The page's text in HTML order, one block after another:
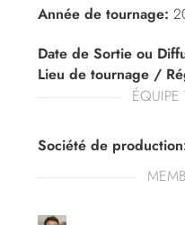
Année de tournage:
Date de Sortie ou
Lieu de tournage /
Société de